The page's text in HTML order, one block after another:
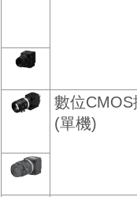
數位CMOS
(單機)